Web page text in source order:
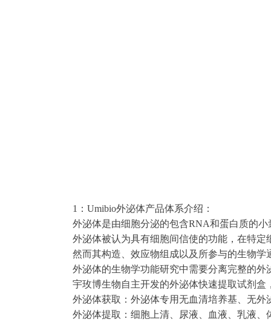
1：Umibio外泌体产品体系介绍：
外泌体是由细胞分泌的包含RNA和蛋白质的
外泌体被认为具有细胞间信使的功能，在特
然而其构造、效应物组成以及所参与的生物学
外泌体的生物学功能研究中需要分离完整的
宇玫博生物自主开发的外泌体快速提取试剂
外泌体获取：外泌体专用无血清培养基、无外
外泌体提取：细胞上清、尿液、血液、乳液、